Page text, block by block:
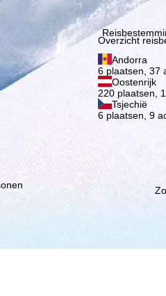
Overzicht
Andorra
6 plaatsen, 37
Oostenrijk
220 plaatsen,
Tsjechië
6 plaatsen, 9